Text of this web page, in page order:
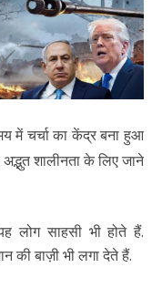
में चर्चा का केंद्र बना हुआ
शालीनता के लिए जाने
लोग साहसी भी होते हैं.
की बाज़ी भी लगा देते हैं.